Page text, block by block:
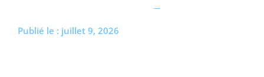
Publié le : juillet 9, 2026